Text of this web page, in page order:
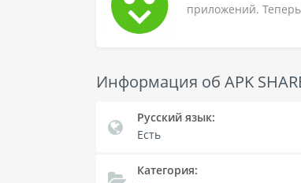
приложений.
Информация об APK
Русский язык:
Есть
Категория: